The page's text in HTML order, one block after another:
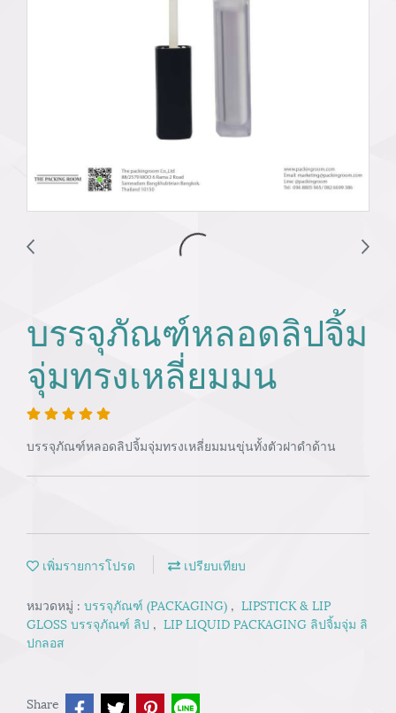
บรรจุภัณฑ์หลอดลิปจิ้ม
จุ่มทรงเหลี่ยมมน
บรรจุภัณฑ์หลอดลิปจิ้มจุ่มทรงเหลี่ยมมนขุ่นทั้งตัวฝาดำด้าน
เพิ่มรายการโปรด เปรียบเทียบ
หมวดหมู่ : บรรจุภัณฑ์ (PACKAGING) , LIPSTICK & LIP
GLOSS บรรจุภัณฑ์ ลิป , LIP LIQUID PACKAGING ลิปจิ้มจุ่ม ลิ
ปกลอส
Share